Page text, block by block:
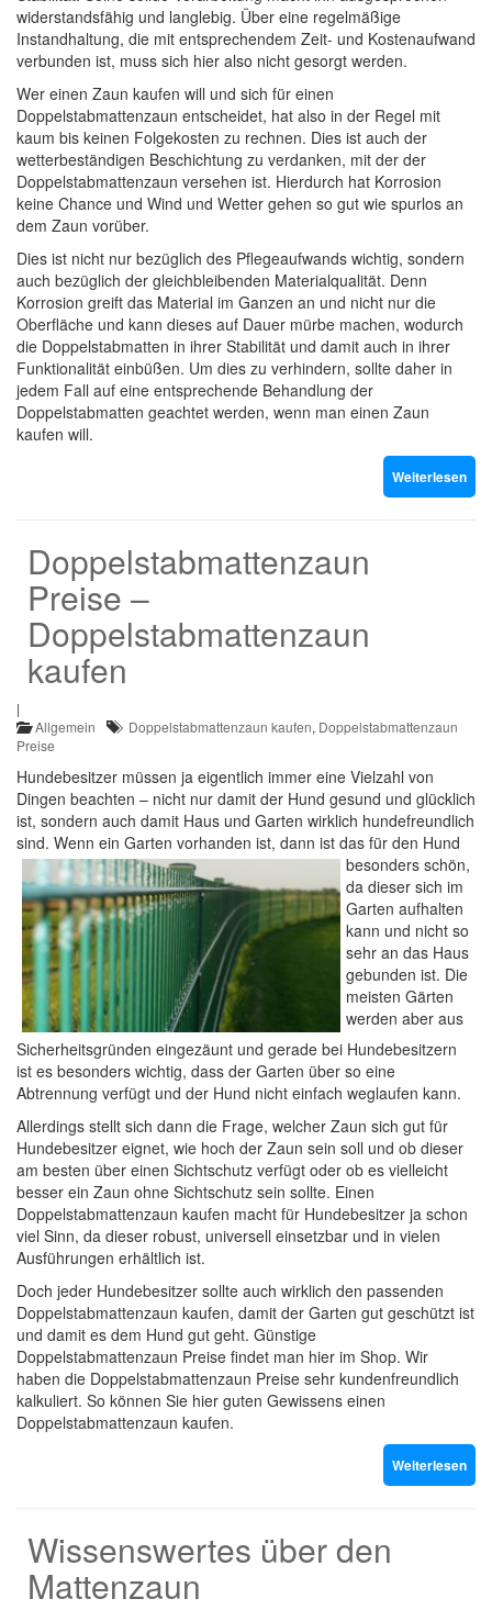
widerstandsfähig und langlebig. Über eine regelmäßige
Instandhaltung, die mit entsprechendem Zeit- und Kostenaufwand
verbunden ist, muss sich hier also nicht gesorgt werden.
Wer einen Zaun kaufen will und sich für einen
Doppelstabmattenzaun entscheidet, hat also in der Regel mit
kaum bis keinen Folgekosten zu rechnen. Dies ist auch der
wetterbeständigen Beschichtung zu verdanken, mit der der
Doppelstabmattenzaun versehen ist. Hierdurch hat Korrosion
keine Chance und Wind und Wetter gehen so gut wie spurlos an
dem Zaun vorüber.
Dies ist nicht nur bezüglich des Pflegeaufwands wichtig, sondern
auch bezüglich der gleichbleibenden Materialqualität. Denn
Korrosion greift das Material im Ganzen an und nicht nur die
Oberfläche und kann dieses auf Dauer mürbe machen, wodurch
die Doppelstabmatten in ihrer Stabilität und damit auch in ihrer
Funktionalität einbüßen. Um dies zu verhindern, sollte daher in
jedem Fall auf eine entsprechende Behandlung der
Doppelstabmatten geachtet werden, wenn man einen Zaun
kaufen will.
Weiterlesen
Doppelstabmattenzaun
Preise –
Doppelstabmattenzaun
kaufen
|
Allgemein
Doppelstabmattenzaun kaufen, Doppelstabmattenzaun
Preise
Hundebesitzer müssen ja eigentlich immer eine Vielzahl von
Dingen beachten – nicht nur damit der Hund gesund und glücklich
ist, sondern auch damit Haus und Garten wirklich hundefreundlich
sind. Wenn ein Garten vorhanden ist, dann ist das für den Hund
besonders schön,
da dieser sich im
Garten aufhalten
kann und nicht so
sehr an das Haus
gebunden ist. Die
meisten Gärten
werden aber aus
Sicherheitsgründen eingezäunt und gerade bei Hundebesitzern
ist es besonders wichtig, dass der Garten über so eine
Abtrennung verfügt und der Hund nicht einfach weglaufen kann.
Allerdings stellt sich dann die Frage, welcher Zaun sich gut für
Hundebesitzer eignet, wie hoch der Zaun sein soll und ob dieser
am besten über einen Sichtschutz verfügt oder ob es vielleicht
besser ein Zaun ohne Sichtschutz sein sollte. Einen
Doppelstabmattenzaun kaufen macht für Hundebesitzer ja schon
viel Sinn, da dieser robust, universell einsetzbar und in vielen
Ausführungen erhältlich ist.
Doch jeder Hundebesitzer sollte auch wirklich den passenden
Doppelstabmattenzaun kaufen, damit der Garten gut geschützt ist
und damit es dem Hund gut geht. Günstige
Doppelstabmattenzaun Preise findet man hier im Shop. Wir
haben die Doppelstabmattenzaun Preise sehr kundenfreundlich
kalkuliert. So können Sie hier guten Gewissens einen
Doppelstabmattenzaun kaufen.
Weiterlesen
Wissenswertes über den
Mattenzaun